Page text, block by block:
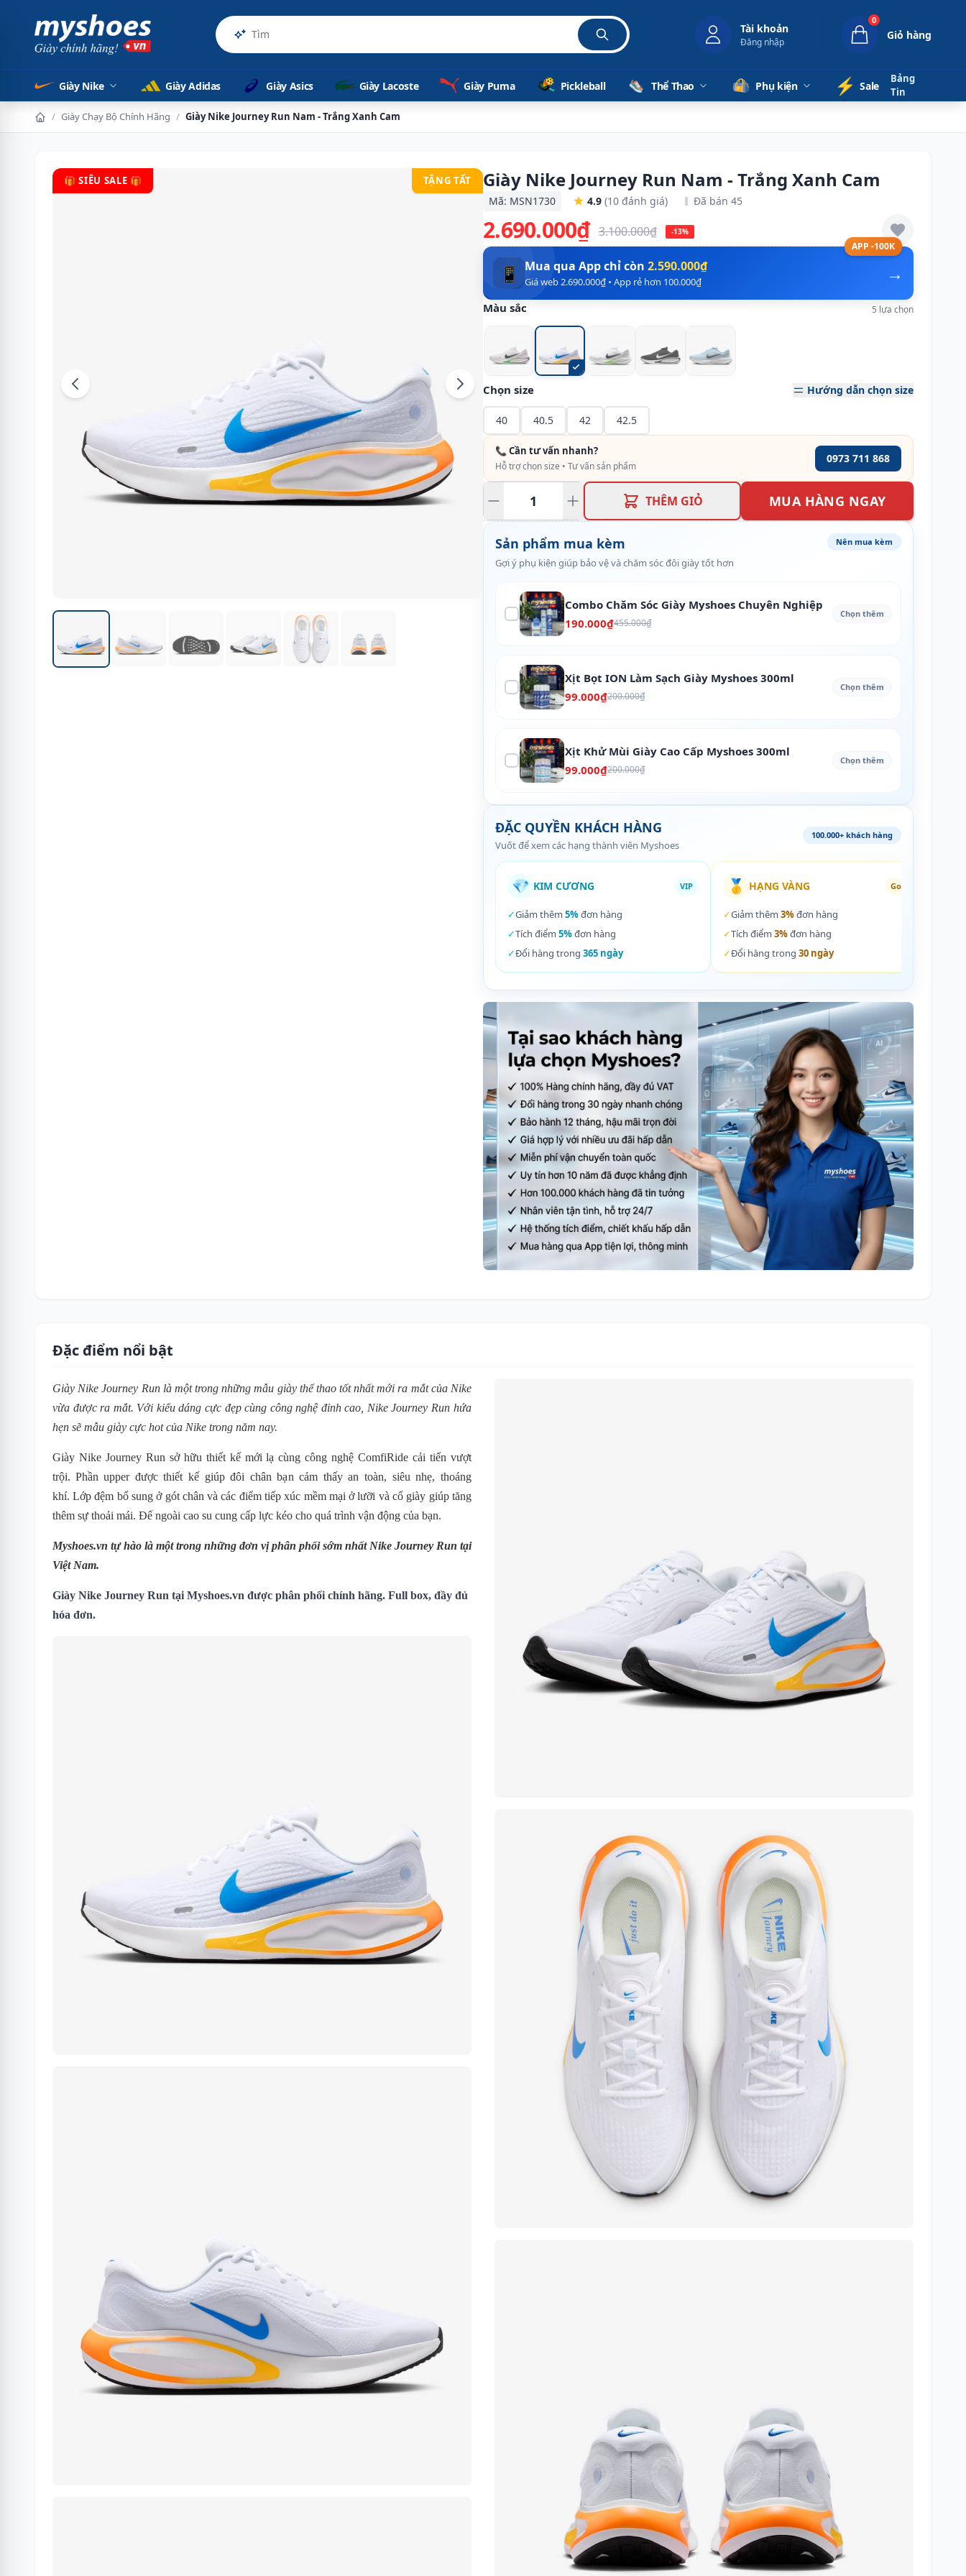
Sản phẩm ch Tài khoản
Đăng nhập
0
Giỏ hàng
Giày Nike Giày Adidas Giày Asics Giày Lacoste Giày Puma Pickleball Thể Thao Phụ kiện ⚡️ Sale
Bảng
Tin
/ Giày Chạy Bộ Chính Hãng / Giày Nike Journey Run Nam - Trắng Xanh Cam
🎁 SIÊU SALE 🎁 TẶNG TẤT Giày Nike Journey Run Nam - Trắng Xanh Cam
Mã: MSN1730 4.9 (10 đánh giá) Đã bán 45
2.690.000₫ 3.100.000₫ -13%
APP -100K
→
📱 Mua qua App chỉ còn 2.590.000₫
Giá web 2.690.000₫ • App rẻ hơn 100.000₫
Màu sắc 5 lựa chọn
Chọn size Hướng dẫn chọn size
40 40.5 42 42.5
📞 Cần tư vấn nhanh?
Hỗ trợ chọn size • Tư vấn sản phẩm
0973 711 868
THÊM GIỎ MUA HÀNG NGAY
Sản phẩm mua kèm
Gợi ý phụ kiện giúp bảo vệ và chăm sóc đôi giày tốt hơn
Nên mua kèm
Combo Chăm Sóc Giày Myshoes Chuyên Nghiệp
190.000₫455.000₫
Chọn thêm
Xịt Bọt ION Làm Sạch Giày Myshoes 300ml
99.000₫200.000₫
Chọn thêm
Xịt Khử Mùi Giày Cao Cấp Myshoes 300ml
99.000₫200.000₫
Chọn thêm
ĐẶC QUYỀN KHÁCH HÀNG
Vuốt để xem các hạng thành viên Myshoes
100.000+ khách hàng
💎 KIM CƯƠNG VIP
✓Giảm thêm 5%đơn hàng
✓Tích điểm 5%đơn hàng
✓Đổi hàng trong 365 ngày
🥇 HẠNG VÀNG Gold
✓Giảm thêm 3%đơn hàng
✓Tích điểm 3%đơn hàng
✓Đổi hàng trong 30 ngày
Đặc điểm nổi bật
Giày Nike Journey Run là một trong những mẫu giày thể thao tốt nhất mới ra mắt của Nike
vừa được ra mắt. Với kiểu dáng cực đẹp cùng công nghệ đỉnh cao, Nike Journey Run hứa
hẹn sẽ mẫu giày cực hot của Nike trong năm nay.
Giày Nike Journey Run sở hữu thiết kế mới lạ cùng công nghệ ComfiRide cải tiến vượt
trội. Phần upper được thiết kế giúp đôi chân bạn cảm thấy an toàn, siêu nhẹ, thoáng
khí. Lớp đệm bổ sung ở gót chân và các điểm tiếp xúc mềm mại ở lưỡi và cổ giày giúp tăng
thêm sự thoải mái. Đế ngoài cao su cung cấp lực kéo cho quá trình vận động của bạn.
Myshoes.vn tự hào là một trong những đơn vị phân phối sớm nhất Nike Journey Run tại
Việt Nam.
Giày Nike Journey Run tại Myshoes.vn được phân phối chính hãng. Full box, đầy đủ
hóa đơn.